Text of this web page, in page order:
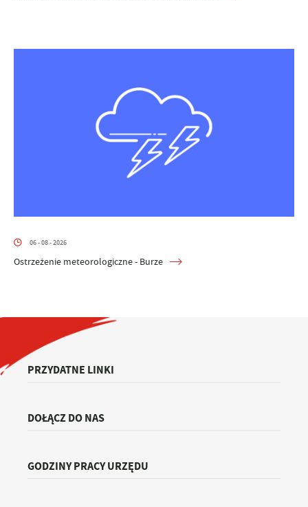
06 - 08 - 2026
Ostrzeżenie meteorologiczne - Burze
PRZYDATNE LINKI
DOŁĄCZ DO NAS
GODZINY PRACY URZĘDU